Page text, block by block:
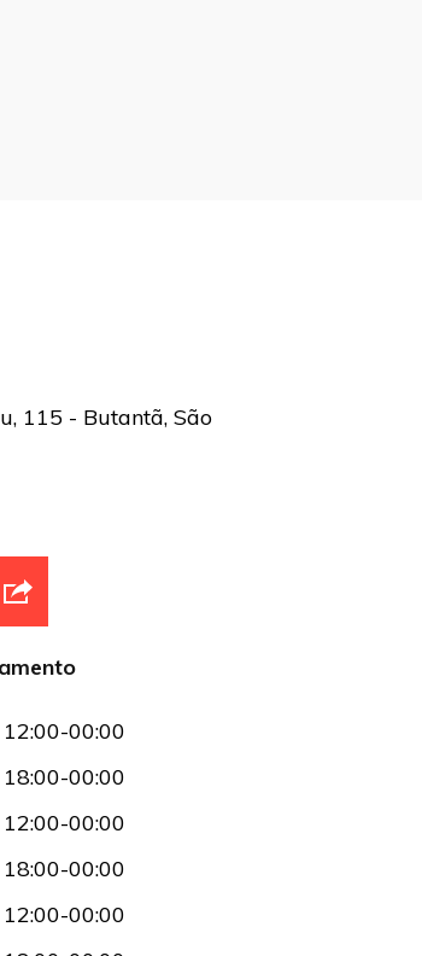
115 - Butantã, São
12:00-00:00
18:00-00:00
12:00-00:00
18:00-00:00
12:00-00:00